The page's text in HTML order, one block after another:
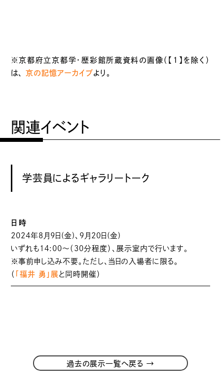
※京都府立京都学・歴彩館所蔵資料の画像（【１】を除く）
は、京の記憶アーカイブ より。
関連イベント
学芸員によるギャラリートーク
日時
2024年8月9日(金)、9月20日(金)
いずれも14:00～（30分程度）、展示室内で行います。
※事前申し込み不要。ただし、当日の入場者に限る。
（
「福井 勇」展と同時開催）
過去の展示一覧へ戻る →